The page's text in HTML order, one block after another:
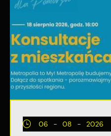
06 - 08 - 2026